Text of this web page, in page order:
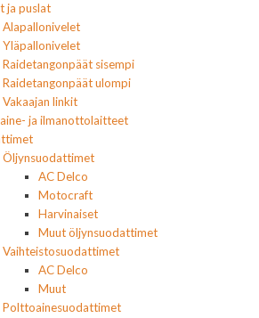
ja puslat
Alapallonivelet
Yläpallonivelet
Raidetangonpäät sisempi
Raidetangonpäät ulompi
Vakaajan linkit
ja ilmanottolaitteet
Öljynsuodattimet
AC Delco
Motocraft
Harvinaiset
Muut öljynsuodattimet
Vaihteistosuodattimet
AC Delco
Muut
Polttoainesuodattimet